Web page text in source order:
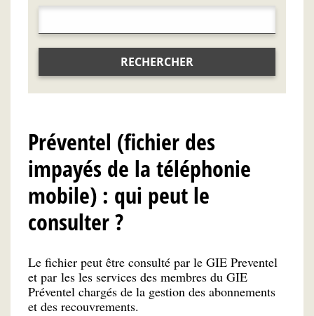
RECHERCHER
Préventel (fichier des
impayés de la téléphonie
mobile) : qui peut le
consulter ?
Le fichier peut être consulté par le GIE Preventel
et par les les services des membres du GIE
Préventel chargés de la gestion des abonnements
et des recouvrements.